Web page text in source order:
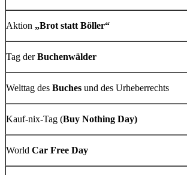
Aktion „Brot statt Böller“
Tag derBuchenwälder
Welttag des Buches und des Urheberrechts
Kauf-nix-Tag (Buy Nothing Day)
World Car Free Day